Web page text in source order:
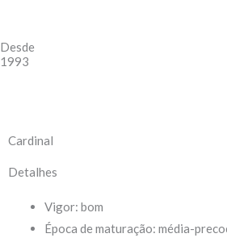
Desde
1993
Cardinal
Detalhes
Vigor: bom
Época de maturação: média-